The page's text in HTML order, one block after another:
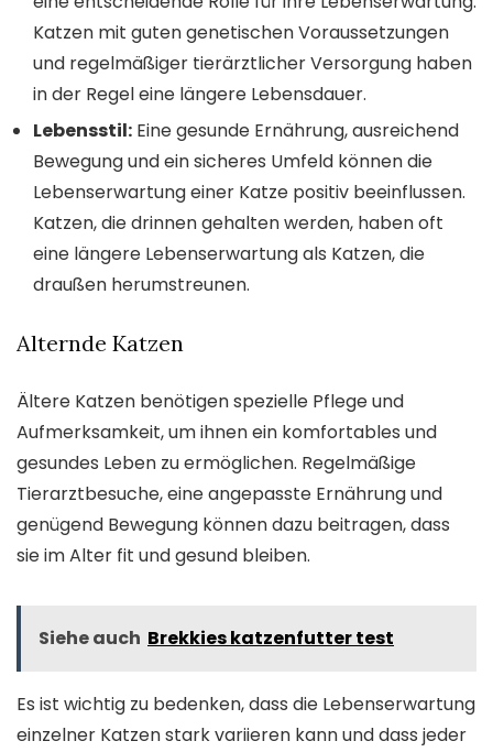
Katzen mit guten genetischen Voraussetzungen
und regelmäßiger tierärztlicher Versorgung haben
in der Regel eine längere Lebensdauer.
Lebensstil: Eine gesunde Ernährung, ausreichend
Bewegung und ein sicheres Umfeld können die
Lebenserwartung einer Katze positiv beeinflussen.
Katzen, die drinnen gehalten werden, haben oft
eine längere Lebenserwartung als Katzen, die
draußen herumstreunen.
Alternde Katzen
Ältere Katzen benötigen spezielle Pflege und
Aufmerksamkeit, um ihnen ein komfortables und
gesundes Leben zu ermöglichen. Regelmäßige
Tierarztbesuche, eine angepasste Ernährung und
genügend Bewegung können dazu beitragen, dass
sie im Alter fit und gesund bleiben.
Siehe auch Brekkies katzenfutter test
Es ist wichtig zu bedenken, dass die Lebenserwartung
einzelner Katzen stark variieren kann und dass jeder